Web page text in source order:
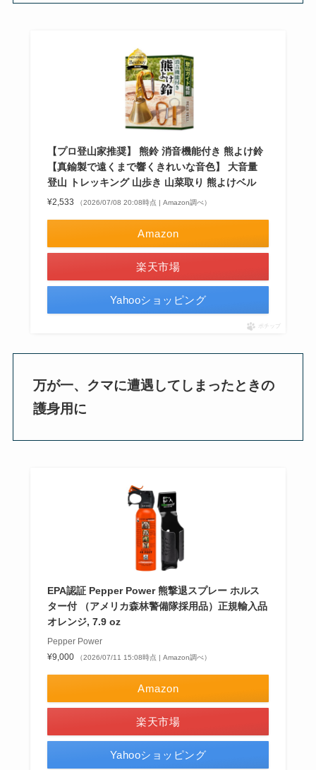
【プロ登山家推奨】 熊鈴 消音機能付き 熊よけ鈴
【真鍮製で遠くまで響くきれいな音色】 大音量
登山 トレッキング 山歩き 山菜取り 熊よけベル
¥2,533 （2026/07/08 20:08時点 | Amazon調べ）
Amazon
楽天市場
Yahooショッピング
ポチップ
万が一、クマに遭遇してしまったときの
護身用に
EPA認証 Pepper Power 熊撃退スプレー ホルス
ター付 （アメリカ森林警備隊採用品）正規輸入品
オレンジ, 7.9 oz
Pepper Power
¥9,000
（2026/07/11 15:08時点 | Amazon調べ）
Amazon
楽天市場
Yahooショッピング